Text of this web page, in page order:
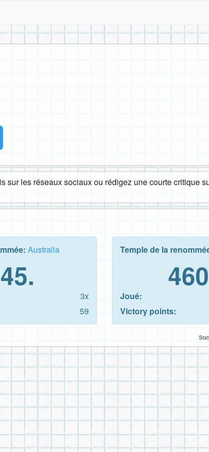
les réseaux sociaux ou rédigez une courte critique
Australia
3x
59
Temple de la
Joué:
Victory points: